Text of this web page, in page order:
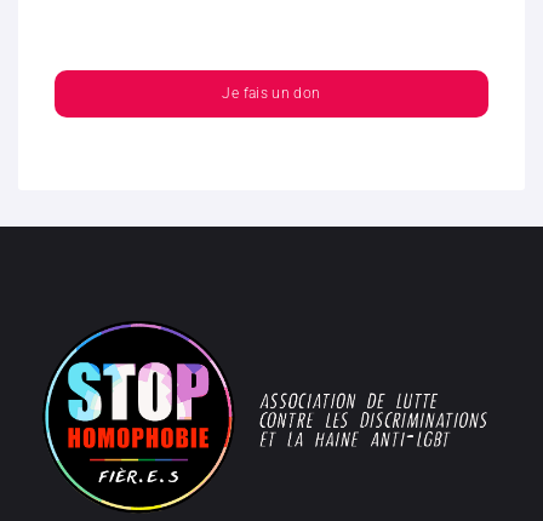
Je fais un don